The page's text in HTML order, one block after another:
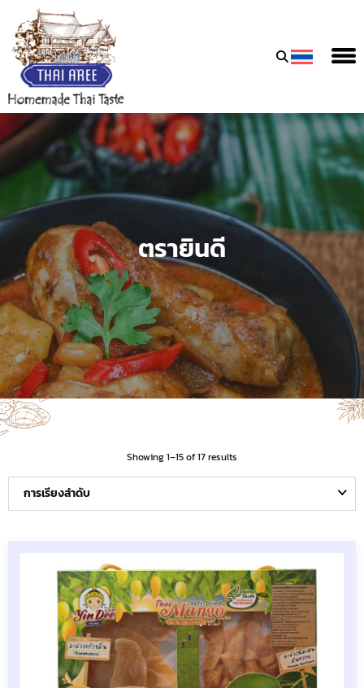
Thai
Aree
Food
&
Friends
Co.,
ตรายินดี
Showing 1–15 of 17 results
การเรียงลำดับ